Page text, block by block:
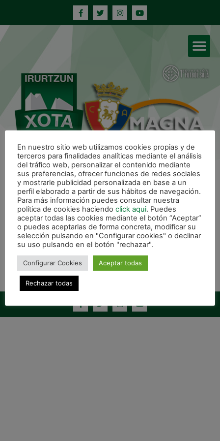
XOTA C. A. OSASUNA MAGNA
CONTACTO
En nuestro sitio web utilizamos cookies propias y de
terceros para finalidades analíticas mediante el análisis
del tráfico web, personalizar el contenido mediante
sus preferencias, ofrecer funciones de redes sociales
y mostrarle publicidad personalizada en base a un
perfil elaborado a partir de sus hábitos de navegación.
Para más información puedes consultar nuestra
política de cookies haciendo click aqui. Puedes
aceptar todas las cookies mediante el botón “Aceptar”
o puedes aceptarlas de forma concreta, modificar su
selección pulsando en "Configurar cookies" o declinar
su uso pulsando en el botón "rechazar".
Configurar Cookies Aceptar todas
Rechazar todas